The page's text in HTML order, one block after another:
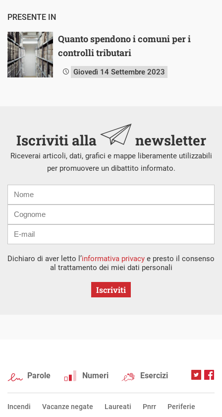
PRESENTE IN
Quanto spendono i comuni per i
controlli tributari
Giovedì 14 Settembre 2023
Iscriviti alla newsletter
Riceverai articoli, dati, grafici e mappe liberamente utilizzabili
per promuovere un dibattito informato.
mail
Dichiaro di aver letto l’informativa privacy e presto il consenso
al trattamento dei miei dati personali
Iscriviti
Parole Numeri Esercizi
Incendi Vacanze negate Laureati Pnrr Periferie